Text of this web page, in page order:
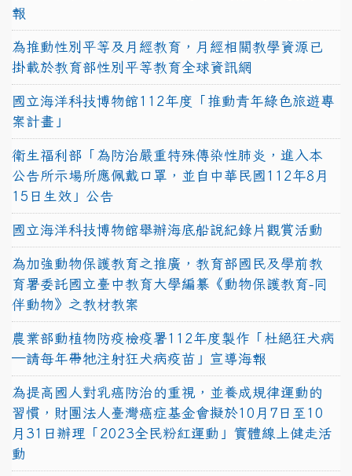
報
為推動性別平等及月經教育，月經相關教學資源已
掛載於教育部性別平等教育全球資訊網
國立海洋科技博物館112年度「推動青年綠色旅遊專
案計畫」
衛生福利部「為防治嚴重特殊傳染性肺炎，進入本
公告所示場所應佩戴口罩，並自中華民國112年8月
15日生效」公告
國立海洋科技博物館舉辦海底船說紀錄片觀賞活動
為加強動物保護教育之推廣，教育部國民及學前教
育署委託國立臺中教育大學編纂《動物保護教育-同
伴動物》之教材教案
農業部動植物防疫檢疫署112年度製作「杜絕狂犬病
—請每年帶牠注射狂犬病疫苗」宣導海報
為提高國人對乳癌防治的重視，並養成規律運動的
習慣，財團法人臺灣癌症基金會擬於10月7日至10
月31日辦理「2023全民粉紅運動」實體線上健走活
動